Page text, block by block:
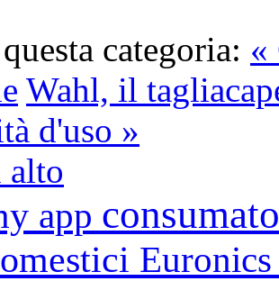
categoria: «
Wahl, il
d'uso »
alto
app